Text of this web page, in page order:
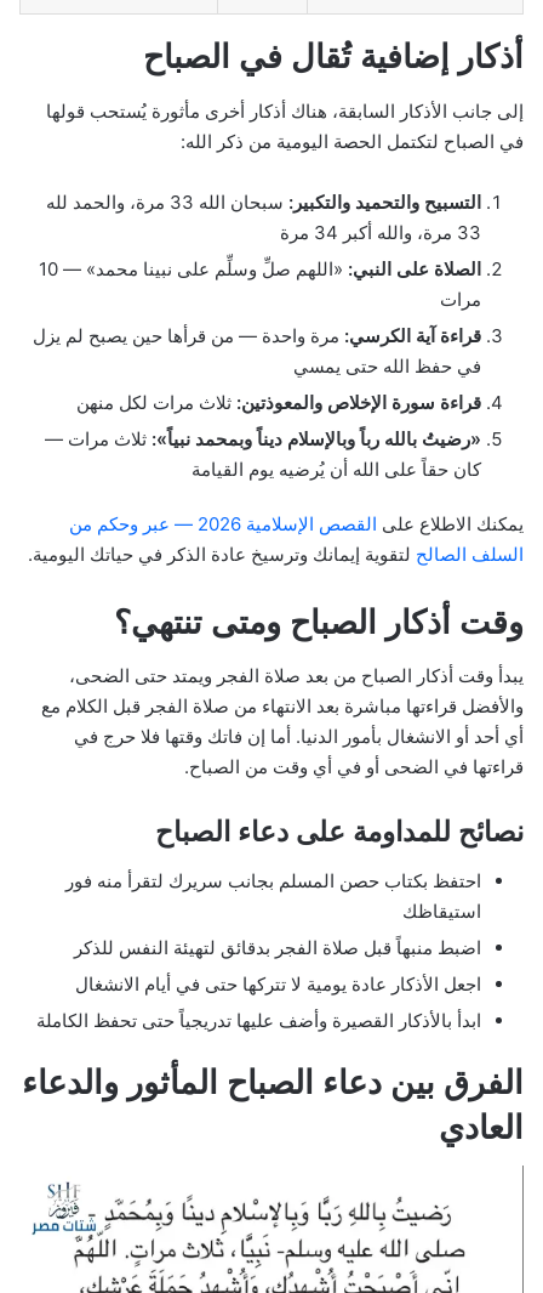
أذكار إضافية تُقال في الصباح
إلى جانب الأذكار السابقة، هناك أذكار أخرى مأثورة يُستحب قولها
في الصباح لتكتمل الحصة اليومية من ذكر الله:
التسبيح والتحميد والتكبير:
سبحان الله 33 مرة، والحمد لله
33 مرة، والله أكبر 34 مرة
الصلاة على النبي:
«اللهم صلِّ وسلِّم على نبينا محمد» — 10
مرات
قراءة آية الكرسي: مرة واحدة — من قرأها حين يصبح لم يزل
في حفظ الله حتى يمسي
قراءة سورة الإخلاص والمعوذتين: ثلاث مرات لكل منهن
«رضيتُ بالله رباً وبالإسلام ديناً وبمحمد نبياً»: ثلاث مرات —
كان حقاً على الله أن يُرضيه يوم القيامة
يمكنك الاطلاع على
القصص الإسلامية 2026 — عبر وحكم من
السلف الصالح لتقوية إيمانك وترسيخ عادة الذكر في حياتك اليومية.
وقت أذكار الصباح ومتى تنتهي؟
يبدأ وقت أذكار الصباح من بعد صلاة الفجر ويمتد حتى الضحى،
والأفضل قراءتها مباشرة بعد الانتهاء من صلاة الفجر قبل الكلام مع
أي أحد أو الانشغال بأمور الدنيا. أما إن فاتك وقتها فلا حرج في
قراءتها في الضحى أو في أي وقت من الصباح.
نصائح للمداومة على دعاء الصباح
احتفظ بكتاب حصن المسلم بجانب سريرك لتقرأ منه فور
استيقاظك
اضبط منبهاً قبل صلاة الفجر بدقائق لتهيئة النفس للذكر
اجعل الأذكار عادة يومية لا تتركها حتى في أيام الانشغال
ابدأ بالأذكار القصيرة وأضف عليها تدريجياً حتى تحفظ الكاملة
الفرق بين دعاء الصباح المأثور والدعاء
العادي